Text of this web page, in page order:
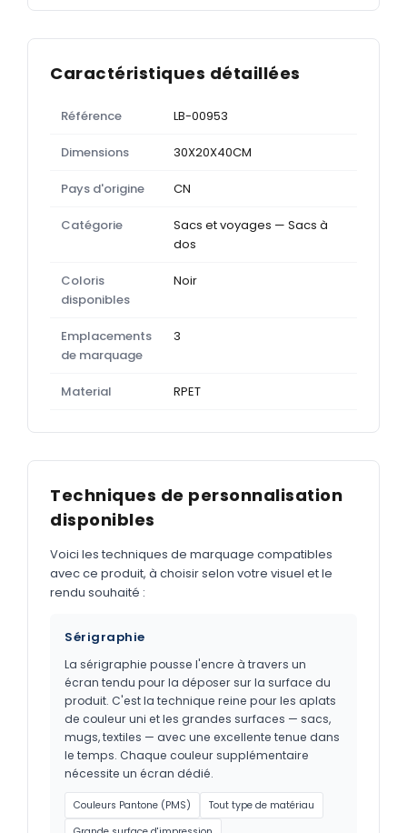
Cuisine
Caractéristiques détaillées
Référence LB-00953
Dimensions 30X20X40CM
Pays d'origine CN
Catégorie
Sacs et voyages — Sacs à
dos
Coloris
disponibles
Noir
Emplacements
de marquage
3
Material RPET
Techniques de personnalisation
disponibles
Voici les techniques de marquage compatibles
avec ce produit, à choisir selon votre visuel et le
rendu souhaité :
Sérigraphie
La sérigraphie pousse l'encre à travers un
écran tendu pour la déposer sur la surface du
produit. C'est la technique reine pour les aplats
de couleur uni et les grandes surfaces — sacs,
mugs, textiles — avec une excellente tenue dans
le temps. Chaque couleur supplémentaire
nécessite un écran dédié.
Couleurs Pantone (PMS)
Tout type de matériau